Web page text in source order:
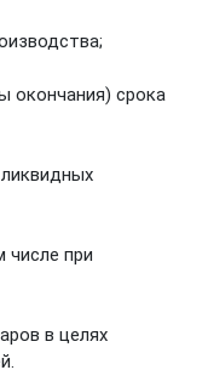
окончания) срока
числе при
в целях